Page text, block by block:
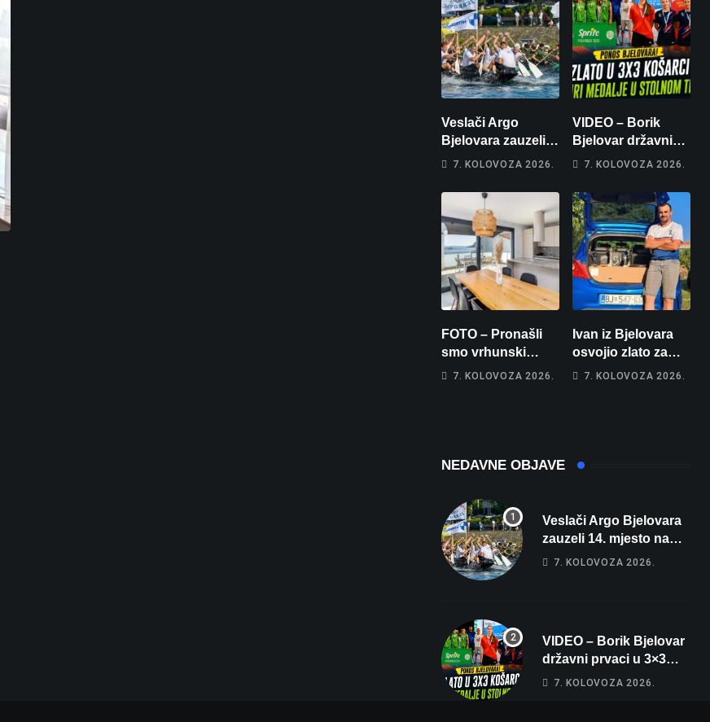
Veslači Argo
Bjelovara zauzeli
14. mjesto na
7. KOLOVOZA 2026.
VIDEO – Borik
Bjelovar državni
prvaci u 3×3
Končar je
prvakinja Hrvatske
u stolnom tenisu!
7. KOLOVOZA 2026.
FOTO – Pronašli
smo vrhunski
apartman za
7. KOLOVOZA 2026.
Ivan iz Bjelovara
osvojio zlato za
najglasniji audio
7. KOLOVOZA 2026.
NEDAVNE OBJAVE
Veslači Argo Bjelovara
zauzeli 14. mjesto na
brzincu
7. KOLOVOZA 2026.
VIDEO – Borik Bjelovar
državni prvaci u 3×3
košarci, Klara Končar je
7. KOLOVOZA 2026.